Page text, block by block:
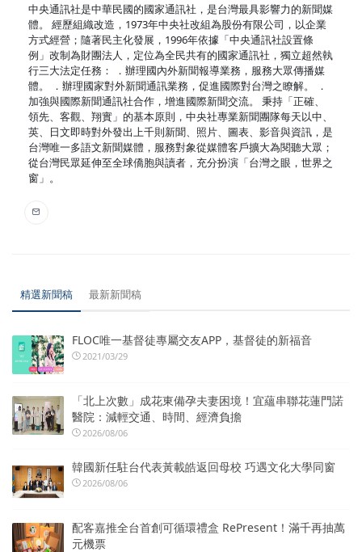
中央通訊社是中華民國的國家通訊社，是台灣最具影響力的新聞媒
體。 經歷組織改造，1973年中央社改組為股份有限公司，以企業
方式經營；隨著民主化發展，1996年依據「中央通訊社設置條
例」改制為財團法人，定位為全民共有的國家通訊社，獨立超然執
行三大法定任務： ．辦理國內外新聞報導業務，服務大眾傳播媒
體。 ．辦理國家對外新聞通訊業務，促進國際對台灣之瞭解。 ．
加強與國際新聞通訊社合作，增進國際新聞交流。 秉持「正確、
領先、客觀、翔實」的基本原則，中央社專業新聞團隊每天以中、
英、日文即時對外發出上千則新聞、照片、圖表、影音與資訊，是
台灣唯一多語文新聞媒體，服務對象從媒體客戶擴大為閱聽大眾；
從台灣民眾延伸至全球僑胞與讀者，充分扮演「台灣之眼，世界之
窗」。
精選新聞稿 最新新聞稿
FLOC唯一基督徒專屬交友APP，基督徒的新福音
2021/03/29
「北上次數」成花東備孕夫妻困境！宜蘊串聯花蓮門諾
醫院：減輕交通、時間、經濟負擔
2026/08/06
韓國新任駐台代表黃載皓返回母校 巧遇文化大學同窗
2026/08/06
配客嘉推全台首創可循環禮盒 RePresent！滿千再抽萬
元機票